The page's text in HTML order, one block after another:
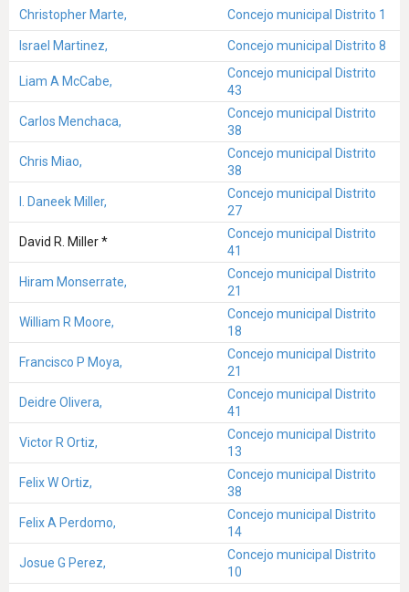
Christopher Marte, Concejo municipal Distrito 1
Israel Martinez, Concejo municipal Distrito 8
Liam A McCabe,
Concejo municipal Distrito
43
Carlos Menchaca,
Concejo municipal Distrito
38
Chris Miao,
Concejo municipal Distrito
38
I. Daneek Miller,
Concejo municipal Distrito
27
David R. Miller *
Concejo municipal Distrito
41
Hiram Monserrate,
Concejo municipal Distrito
21
William R Moore,
Concejo municipal Distrito
18
Francisco P Moya,
Concejo municipal Distrito
21
Deidre Olivera,
Concejo municipal Distrito
41
Victor R Ortiz,
Concejo municipal Distrito
13
Felix W Ortiz,
Concejo municipal Distrito
38
Felix A Perdomo,
Concejo municipal Distrito
14
Josue G Perez,
Concejo municipal Distrito
10